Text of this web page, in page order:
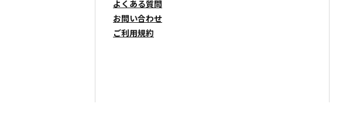
よくある質問
お問い合わせ
ご利用規約